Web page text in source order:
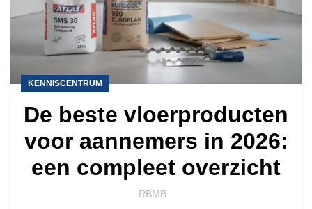
KENNISCENTRUM
De beste vloerproducten
voor aannemers in 2026:
een compleet overzicht
RBMB